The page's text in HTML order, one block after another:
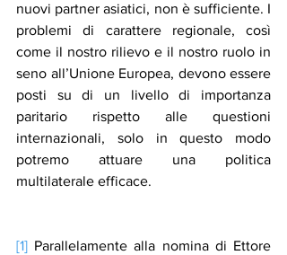
nuovi partner asiatici, non è sufficiente. I
problemi di carattere regionale, così
come il nostro rilievo e il nostro ruolo in
seno all’Unione Europea, devono essere
posti su di un livello di importanza
paritario rispetto alle questioni
internazionali, solo in questo modo
potremo attuare una politica
multilaterale efficace.
[1] Parallelamente alla nomina di Ettore